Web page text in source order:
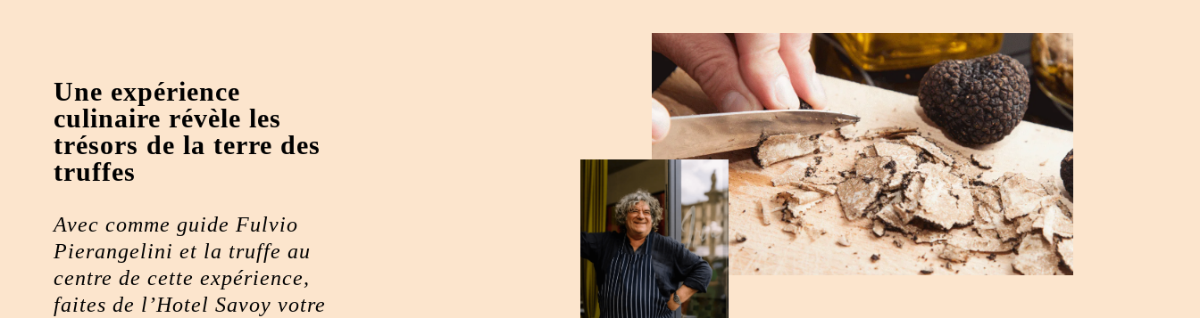
Une expérience
culinaire révèle les
trésors de la terre des
truffes
Avec comme guide Fulvio
Pierangelini et la truffe au
centre de cette expérience,
faites de l’Hotel Savoy votre